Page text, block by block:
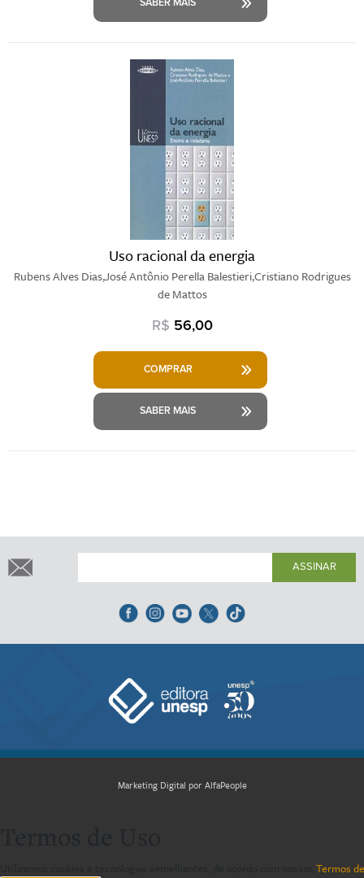
SABER MAIS
Uso racional da energia
Rubens Alves Dias,José Antônio Perella Balestieri,Cristiano Rodrigues
de Mattos
R$ 56,00
COMPRAR
SABER MAIS
ASSINAR
Marketing Digital por AlfaPeople
Termos